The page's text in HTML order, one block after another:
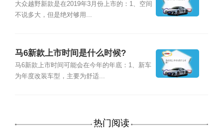
大众越野新款是在2019年3月份上市的：1、空间
不说多大，但是绝对够用...
马6新款上市时间是什么时候?
马6新款上市时间可能会在今年的年底：1、新车
为年度改装车型，主要为舒适...
热门阅读